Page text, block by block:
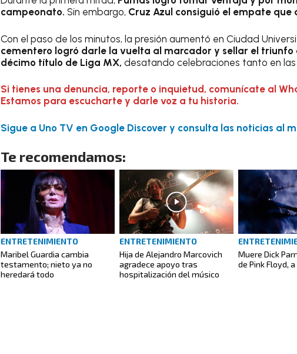
campeonato. Sin embargo, Cruz Azul consiguió el empate
Con el paso de los minutos, la presión aumentó en Ciudad
cementero logró darle la vuelta al marcador y sellar el
décimo título de Liga MX, desatando celebraciones tanto en
Si tienes una denuncia, reporte o inquietud, comunícate al
Estamos para escucharte y darle voz a tu historia.
Sigue a Uno TV en Google Discover y consulta las noticias al
Te recomendamos:
ENTRETENIMIENTO
Maribel Guardia cambia
testamento; nieto ya no
heredará todo
ENTRETENIMIENTO
Hija de Alejandro Marcovich
agradece apoyo tras
hospitalización del músico
Muere Dick
de Pink Floyd,